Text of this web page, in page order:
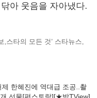
아 웃음을 자아냈다.
스타의 모든 것’ 스타뉴스,
한혜진에 역대급 조공..촬
선물[편스토랑][★밤TView]